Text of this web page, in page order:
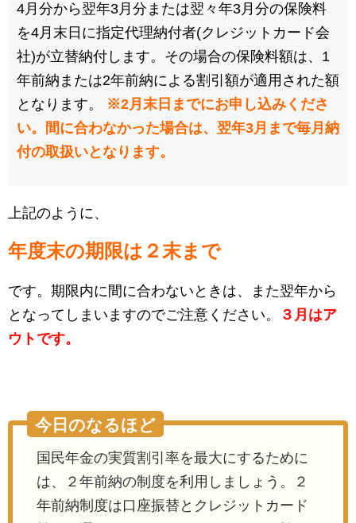
4月分から翌年3月分または翌々年3月分の保険料
を4月末日に指定代理納付者(クレジットカード会
社)が立替納付します。その場合の保険料額は、1
年前納または2年前納による割引額が適用された額
となります。 ※2月末日までにお申し込みくださ
い。間に合わなかった場合は、翌年3月まで毎月納
付の取扱いとなります。
上記のように、
年度末の期限は２末まで
です。期限内に間に合わないときは、また翌年から
となってしまいますのでご注意ください。
３月はア
ウトです。
今日のなるほど
国民年金の実質割引率を最大にするために
は、２年前納の制度を利用しましょう。２
年前納制度は口座振替とクレジットカード